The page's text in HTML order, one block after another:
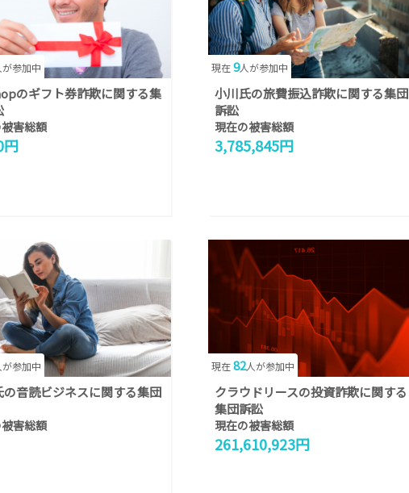
が参加中
のギフト券詐欺に関する集
害総額
円
現在9人が参加中
小川氏の旅費振込詐欺に関する集団
訴訟
現在の被害総額
3,785,845円
が参加中
の音読ビジネスに関する集団
害総額
現在82人が参加中
クラウドリースの投資詐欺に関する
集団訴訟
現在の被害総額
261,610,923円